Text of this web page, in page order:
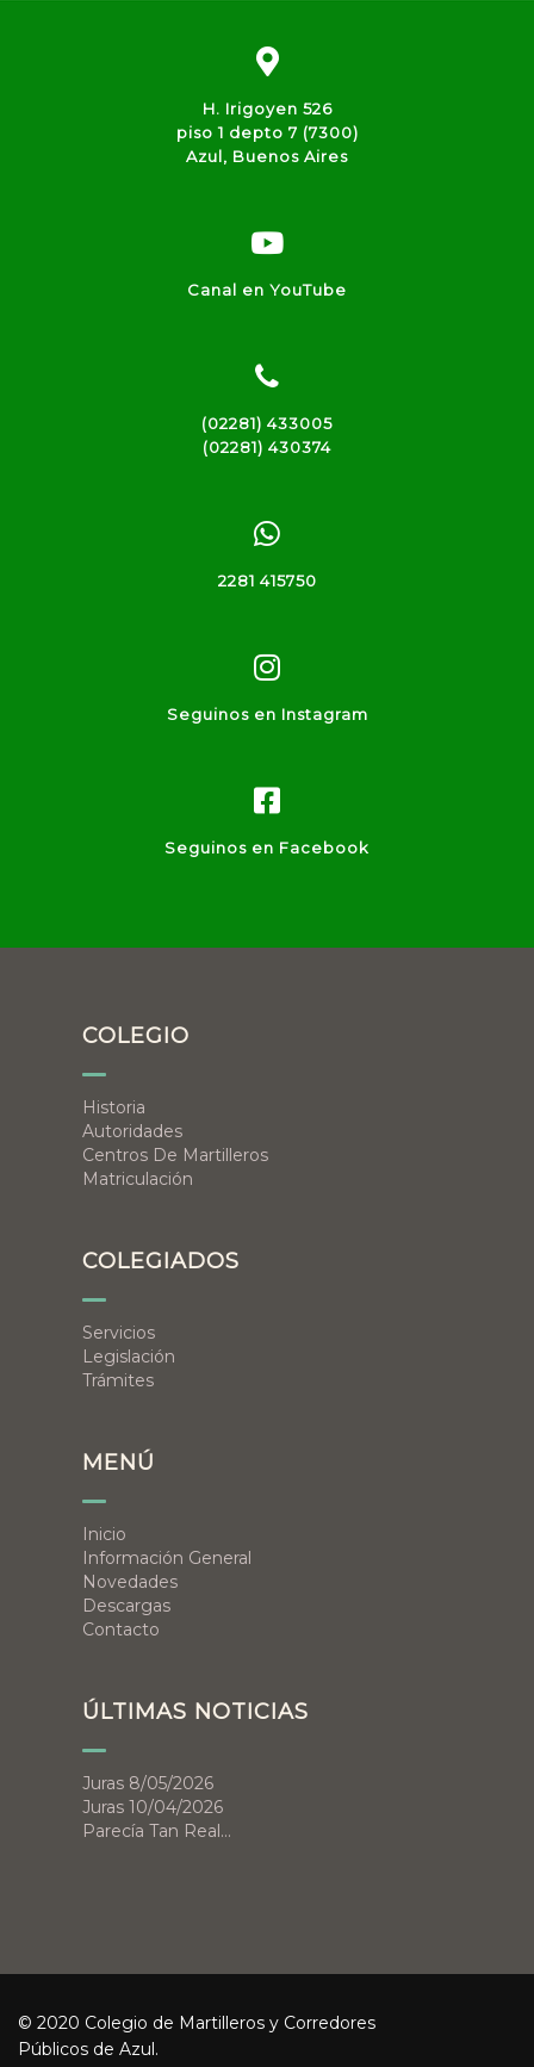
H. Irigoyen 526
piso 1 depto 7 (7300)
Azul, Buenos Aires
Canal en YouTube
(02281) 433005
(02281) 430374
2281 415750
Seguinos en Instagram
Seguinos en Facebook
COLEGIO
Historia
Autoridades
Centros De Martilleros
Matriculación
COLEGIADOS
Servicios
Legislación
Trámites
MENÚ
Inicio
Información General
Novedades
Descargas
Contacto
ÚLTIMAS NOTICIAS
Juras 8/05/2026
Juras 10/04/2026
Parecía Tan Real…
© 2020 Colegio de Martilleros y Corredores
Públicos de Azul.